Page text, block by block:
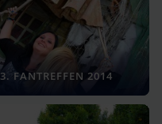
3. FANTREFFEN 2014